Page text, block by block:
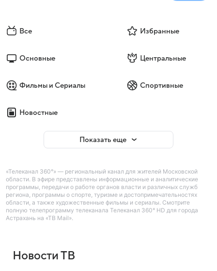
Все Избранные
Основные Центральные
Фильмы и Сериалы Спортивные
Новостные
Показать еще
«Телеканал 360°» — региональный канал для жителей Московской
области. В эфире представлены информационные и аналитические
программы, передачи о работе органов власти и различных служб
региона, программы о спорте, туризме и достопримечательностях
области, а также художественные фильмы и сериалы. Смотрите
полную телепрограмму телеканала Телеканал 360° HD для города
Астрахань на «ТВ Mail».
Новости ТВ